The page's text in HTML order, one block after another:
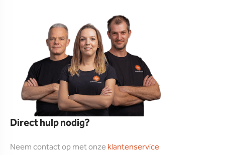
Direct hulp nodig?
Neem contact op met onzeklantenservice